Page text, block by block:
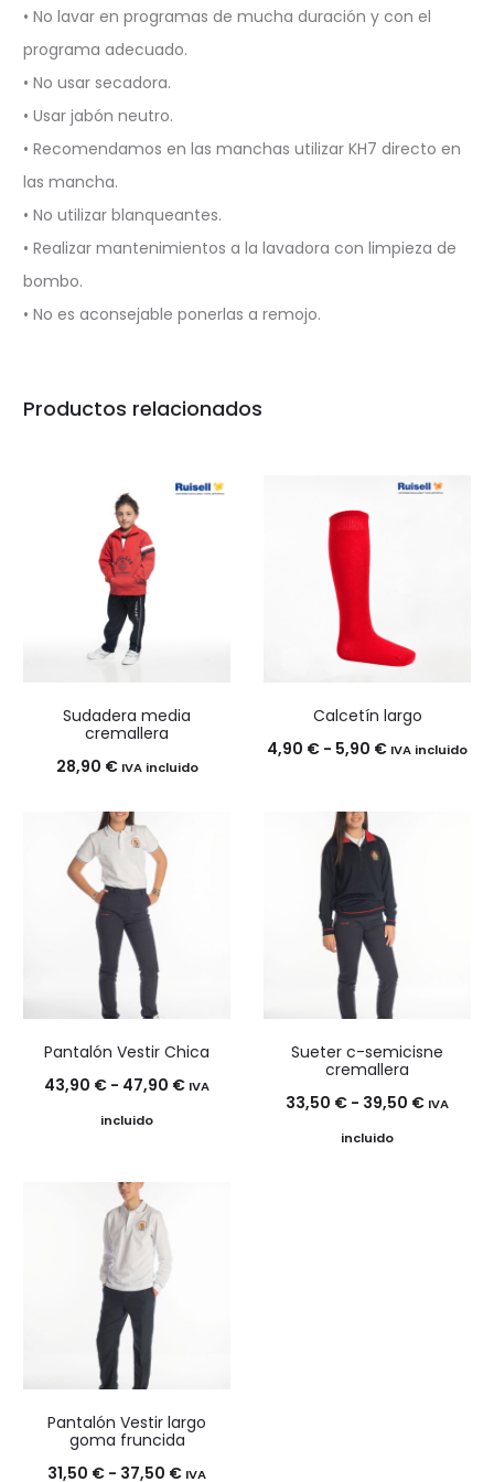
• No lavar en programas de mucha duración y con el
programa adecuado.
• No usar secadora.
• Usar jabón neutro.
• Recomendamos en las manchas utilizar KH7 directo en
las mancha.
• No utilizar blanqueantes.
• Realizar mantenimientos a la lavadora con limpieza de
bombo.
• No es aconsejable ponerlas a remojo.
Productos relacionados
Sudadera media
cremallera
28,90 € IVA incluido
Calcetín largo
4,90 € - 5,90 €Rango
desde
4,90 €
hasta
5,90 €
IVA incluido
Pantalón Vestir Chica
43,90 € - 47,90 €Rango
IVA
incluido
Sueter c-semicisne
cremallera
33,50 € - 39,50 €Rango
IVA
incluido
Pantalón Vestir largo
goma fruncida
31,50 € - 37,50 €Rango
IVA